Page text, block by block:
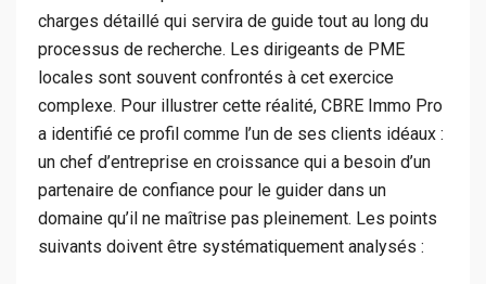
charges détaillé qui servira de guide tout au long du
processus de recherche. Les dirigeants de PME
locales sont souvent confrontés à cet exercice
complexe. Pour illustrer cette réalité, CBRE Immo Pro
a identifié ce profil comme l’un de ses clients idéaux :
un chef d’entreprise en croissance qui a besoin d’un
partenaire de confiance pour le guider dans un
domaine qu’il ne maîtrise pas pleinement. Les points
suivants doivent être systématiquement analysés :